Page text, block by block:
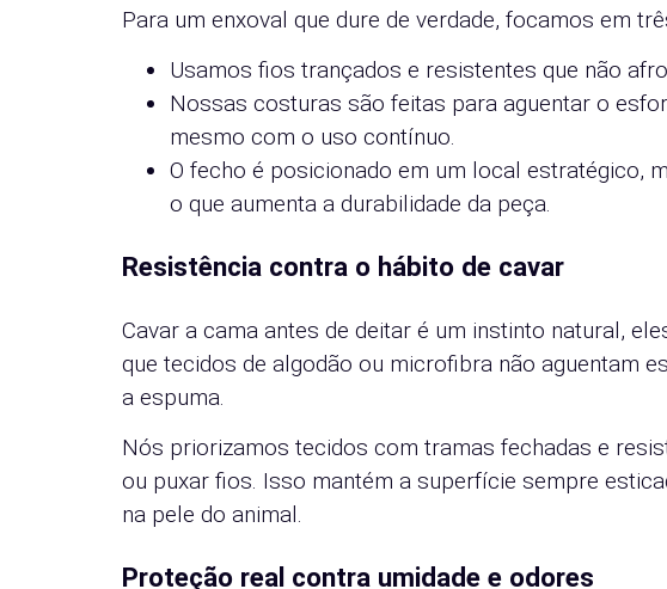
Para um enxoval que dure de verdade, focamos em
Usamos fios trançados e resistentes que não
Nossas costuras são feitas para aguentar o
mesmo com o uso contínuo.
O fecho é posicionado em um local estratégico,
o que aumenta a durabilidade da peça.
Resistência contra o hábito de cavar
Cavar a cama antes de deitar é um instinto natural,
que tecidos de algodão ou microfibra não aguentam
a espuma.
Nós priorizamos tecidos com tramas fechadas e
ou puxar fios. Isso mantém a superfície sempre
na pele do animal.
Proteção real contra umidade e odores